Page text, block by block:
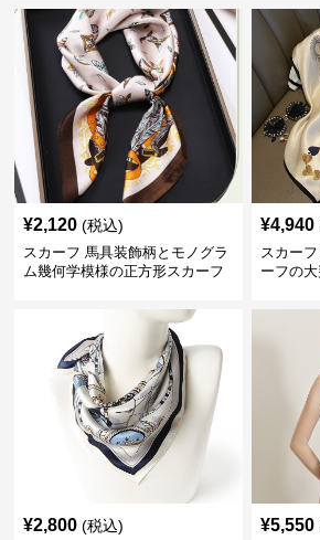
¥2,120 (税込)
スカーフ 馬具装飾柄とモノグラ
ム幾何学模様の正方形スカーフ
¥4,940
スカー
ーフの
¥2,800 (税込) ¥5,550